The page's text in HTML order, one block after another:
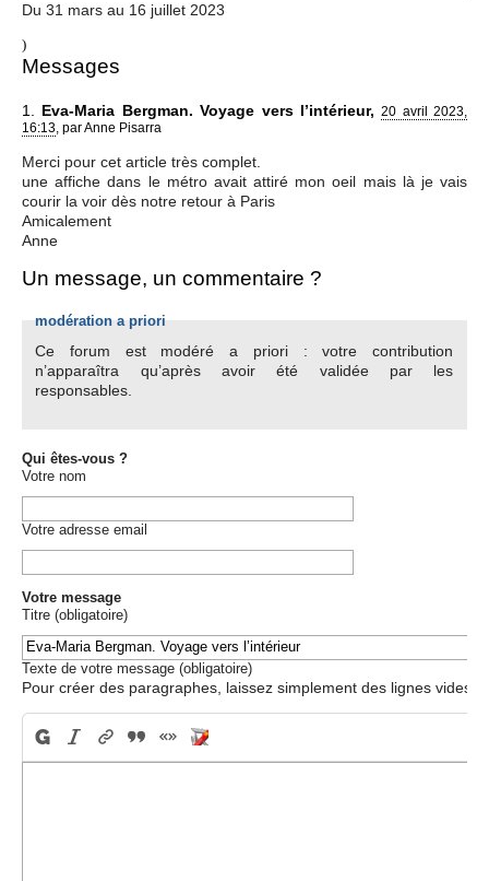
Du 31 mars au 16 juillet 2023
)
Messages
1. Eva-Maria Bergman. Voyage vers l’intérieur,20 avril 2023,
16:13 parAnne Pisarra
Merci pour cet article très complet.
une affiche dans le métro avait attiré mon oeil mais là je vais
courir la voir dès notre retour à Paris
Amicalement
Anne
Un message, un commentaire ?
modération a priori
Ce forum est modéré a priori : votre contribution
n’apparaîtra qu’après avoir été validée par les
responsables.
Qui êtes-vous ?
Votre nom
Votre adresse email
Votre message
Titre (obligatoire)
Texte de votre message (obligatoire)
Pour créer des paragraphes, laissez simplement des lignes vides.